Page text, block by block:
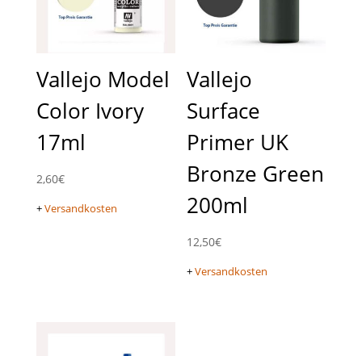
Vallejo Model
Color Ivory
17ml
2,60€
+Versandkosten
Vallejo
Surface
Primer UK
Bronze Green
200ml
12,50€
+Versandkosten